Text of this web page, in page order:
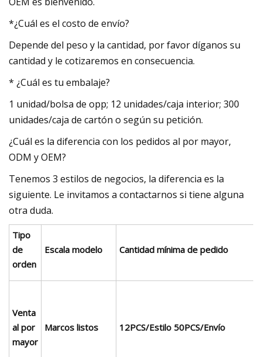
*¿Cuál es el costo de envío?
Depende del peso y la cantidad, por favor díganos su
cantidad y le cotizaremos en consecuencia.
* ¿Cuál es tu embalaje?
1 unidad/bolsa de opp; 12 unidades/caja interior; 300
unidades/caja de cartón o según su petición.
¿Cuál es la diferencia con los pedidos al por mayor,
ODM y OEM?
Tenemos 3 estilos de negocios, la diferencia es la
siguiente. Le invitamos a contactarnos si tiene alguna
otra duda.
Tipo
de
orden
Escala modelo Cantidad mínima de pedido
Venta
al por
mayor
Marcos listos 12PCS/Estilo 50PCS/Envío